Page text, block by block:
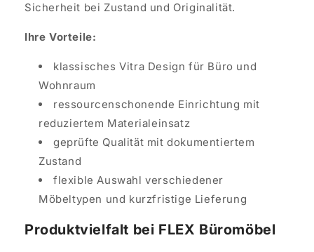
Sicherheit bei Zustand und Originalität.
Ihre Vorteile:
klassisches Vitra Design für Büro und
Wohnraum
ressourcenschonende Einrichtung mit
reduziertem Materialeinsatz
geprüfte Qualität mit dokumentiertem
Zustand
flexible Auswahl verschiedener
Möbeltypen und kurzfristige Lieferung
Produktvielfalt bei FLEX Büromöbel